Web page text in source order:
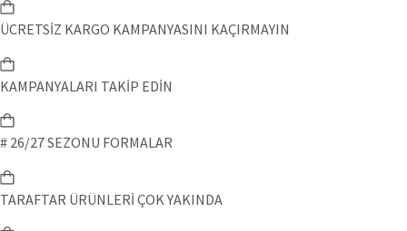
ÜCRETSİZ KARGO KAMPANYASINI KAÇIRMAYIN
KAMPANYALARI TAKİP EDİN
# 26/27 SEZONU FORMALAR
TARAFTAR ÜRÜNLERİ ÇOK YAKINDA